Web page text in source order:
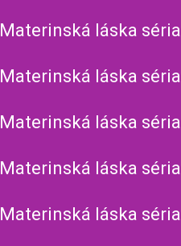
Materinská láska
Materinská láska
Materinská láska
Materinská láska
Materinská láska